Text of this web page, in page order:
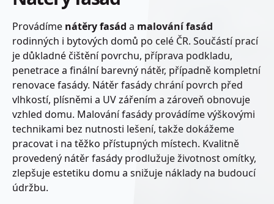
Provádíme nátěry fasád a malování fasád
rodinných i bytových domů po celé ČR. Součástí prací
je důkladné čištění povrchu, příprava podkladu,
penetrace a finální barevný nátěr, případně kompletní
renovace fasády. Nátěr fasády chrání povrch před
vlhkostí, plísněmi a UV zářením a zároveň obnovuje
vzhled domu. Malování fasády provádíme výškovými
technikami bez nutnosti lešení, takže dokážeme
pracovat i na těžko přístupných místech. Kvalitně
provedený nátěr fasády prodlužuje životnost omítky,
zlepšuje estetiku domu a snižuje náklady na budoucí
údržbu.